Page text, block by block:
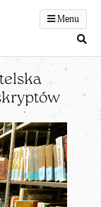
Menu